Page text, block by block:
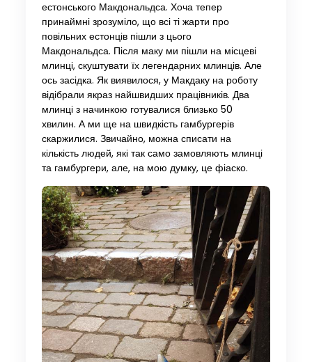
естонського Макдональдса. Хоча тепер
принаймні зрозуміло, що всі ті жарти про
повільних естонців пішли з цього
Макдональдса. Після маку ми пішли на місцеві
млинці, скуштувати їх легендарних млинців. Але
ось засідка. Як виявилося, у Макдаку на роботу
відібрали якраз найшвидших працівників. Два
млинці з начинкою готувалися близько 50
хвилин. А ми ще на швидкість гамбургерів
скаржилися. Звичайно, можна списати на
кількість людей, які так само замовляють млинці
та гамбургери, але, на мою думку, це фіаско.